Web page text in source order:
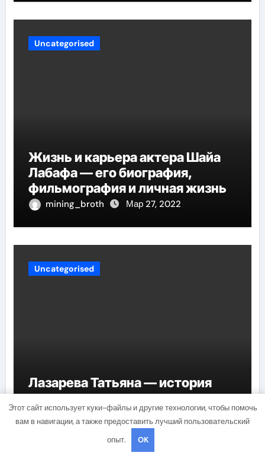
Uncategorised
Жизнь и карьера актера Шайа
Лабафа — его биография,
фильмография и личная жизнь
mining_broth Мар 27, 2022
Uncategorised
Лазарева Татьяна — история
жизни, карьеры и личных
достижений знаменитой
актрисы, восходящей на олимп
российской эстрадной сцены
mining_broth Мар 27, 2022
Этот сайт использует куки-файлы и другие технологии, чтобы помочь
вам в навигации, а также предоставить лучший пользовательский
опыт.
OK